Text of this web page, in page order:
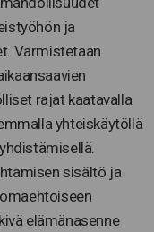
ja
Varmistetaan
rajat kaatavalla
yhteiskäytöllä
sisältö ja
elämänasenne